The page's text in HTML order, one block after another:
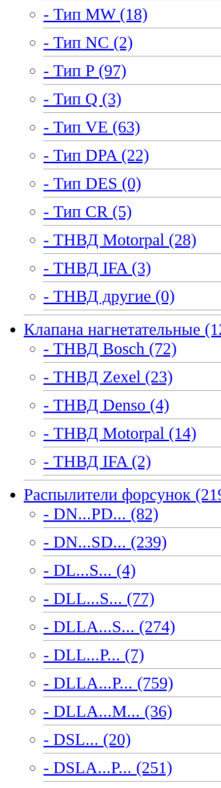
- Тип MW (18)
- Тип NC (2)
- Тип P (97)
- Тип Q (3)
- Тип VE (63)
- Тип DPA (22)
- Тип DES (0)
- Тип CR (5)
- ТНВД Motorpal (28)
- ТНВД IFA (3)
- ТНВД другие (0)
Клапана нагнетательные
- ТНВД Bosch (72)
- ТНВД Zexel (23)
- ТНВД Denso (4)
- ТНВД Motorpal (14)
- ТНВД IFA (2)
Распылители форсунок
- DN...PD... (82)
- DN...SD... (239)
- DL...S... (4)
- DLL...S... (77)
- DLLA...S... (274)
- DLL...P... (7)
- DLLA...P... (759)
- DLLA...M... (36)
- DSL... (20)
- DSLA...P... (251)